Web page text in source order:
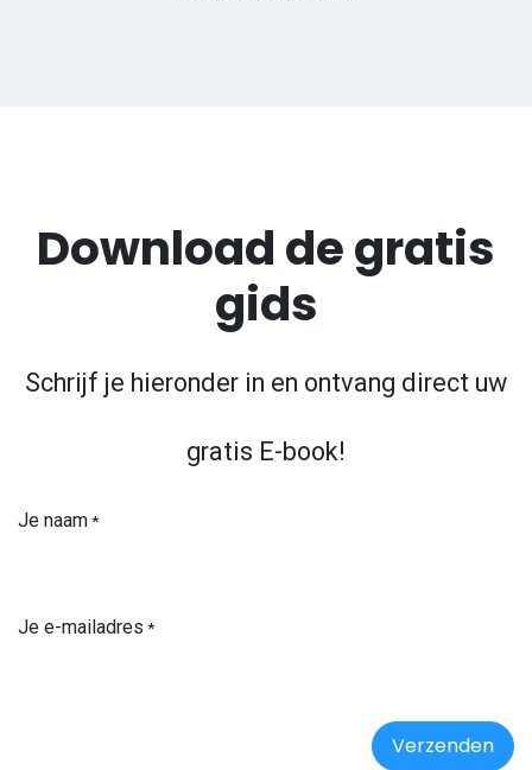
Download de gratis
gids
Schrijf je hieronder in en ontvang direct uw
gratis E-book!
Je naam*
Je e-mailadres *
Verzenden